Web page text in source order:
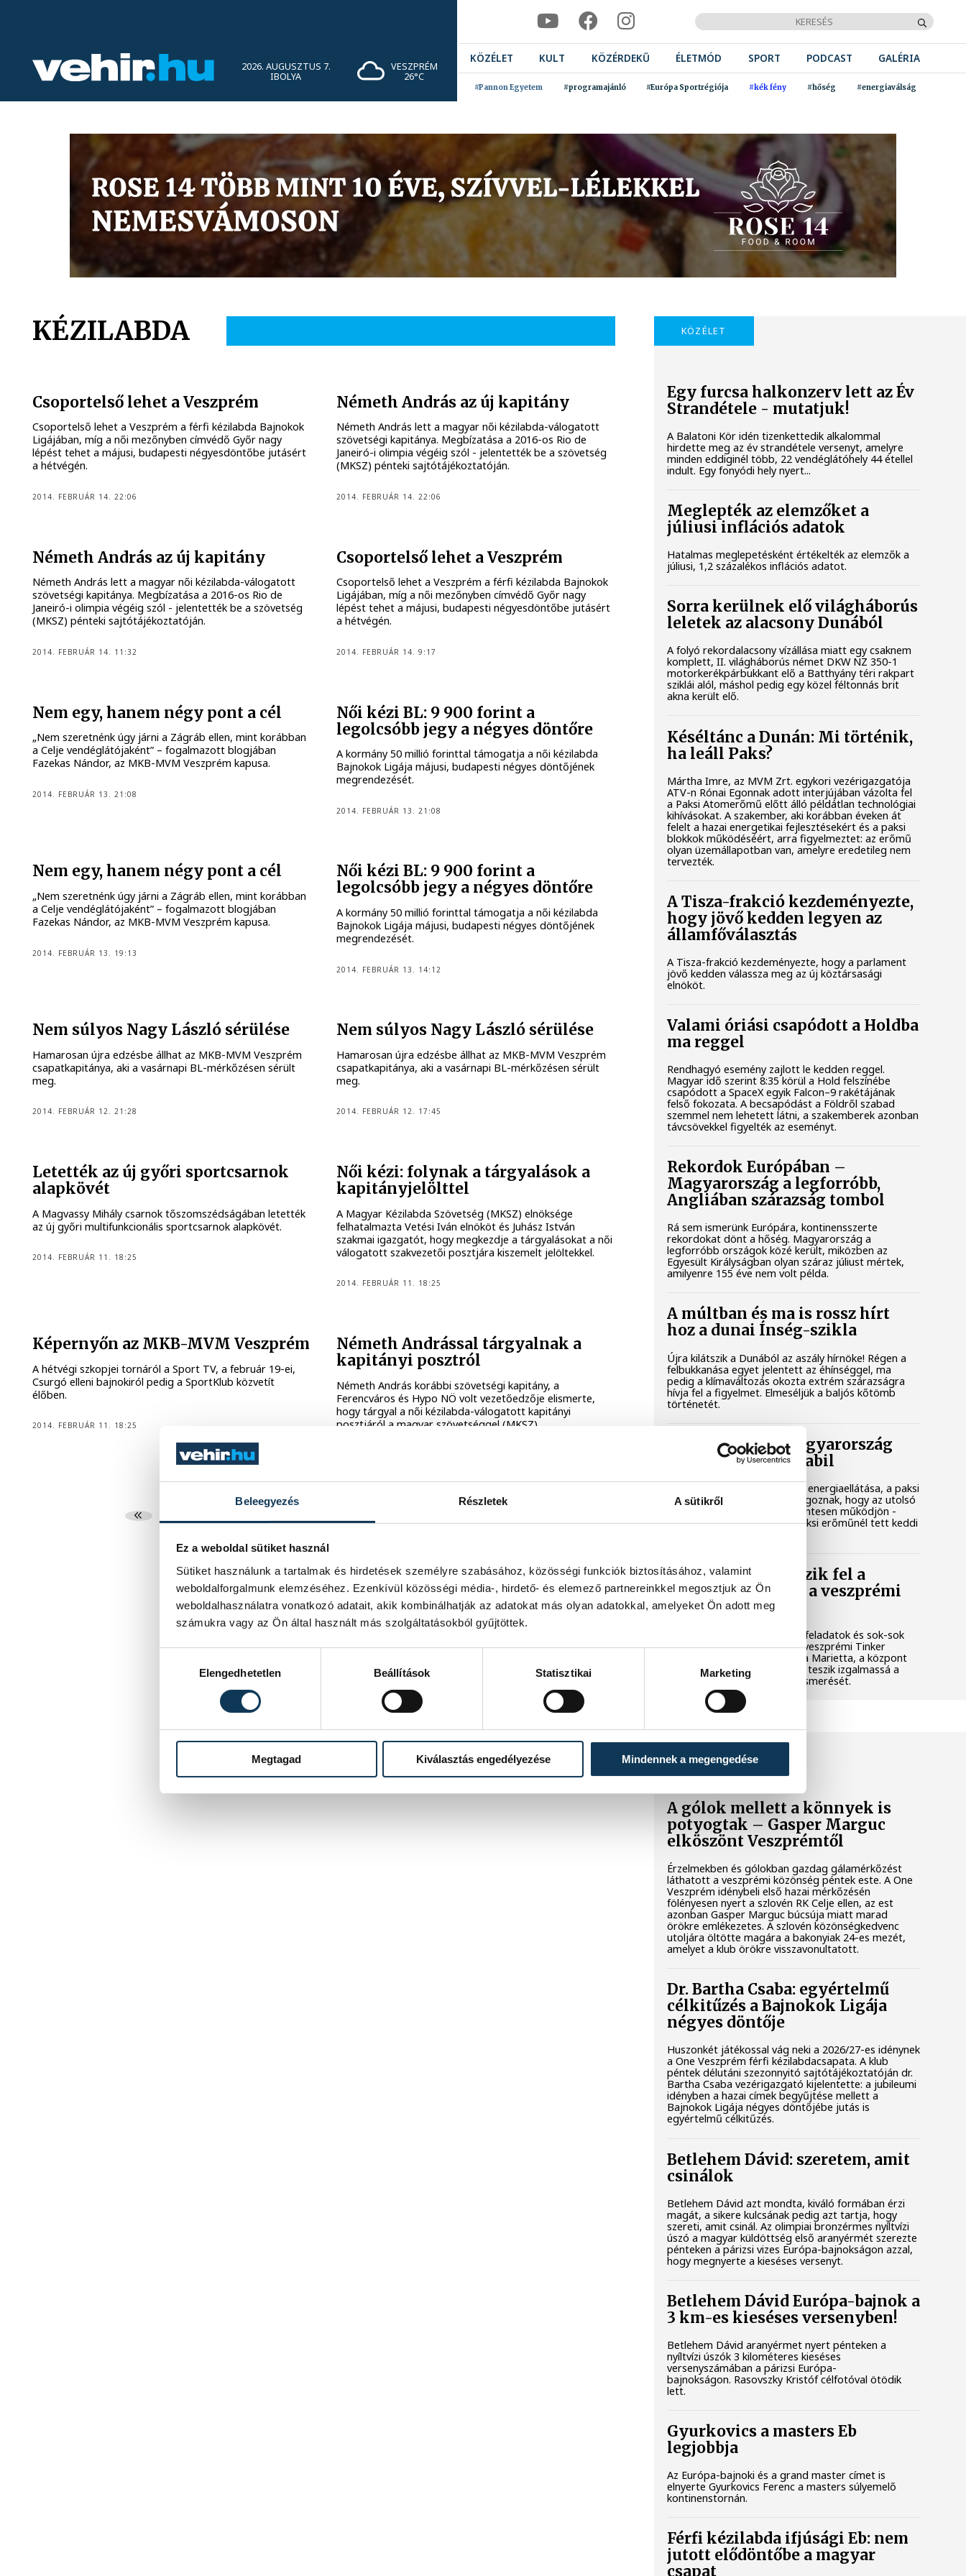
Beleegyezés Részletek A sütikről
Ez a weboldal sütiket használ
Sütiket használunk a tartalmak és hirdetések személyre szabásához, közösségi funkciók biztosításához, valamint
weboldalforgalmunk elemzéséhez. Ezenkívül közösségi média-, hirdető- és elemező partnereinkkel megosztjuk az Ön
weboldalhasználatra vonatkozó adatait, akik kombinálhatják az adatokat más olyan adatokkal, amelyeket Ön adott meg
számukra vagy az Ön által használt más szolgáltatásokból gyűjtöttek.
Elengedhetetlen
Beállítások Statisztikai Marketing
Megtagad Kiválasztás engedélyezése Mindennek a megengedése
2026. AUGUSZTUS 7.
IBOLYA
VESZPRÉM
26°C
KÖZÉLET KULT KÖZÉRDEKŰ ÉLETMÓD SPORT PODCAST GALÉRIA
#Pannon Egyetem #programajánló #Európa Sportrégiója #kék fény #hőség #energiaválság
KÉZILABDA
Csoportelső lehet a Veszprém
Csoportelső lehet a Veszprém a férfi kézilabda Bajnokok
Ligájában, míg a női mezőnyben címvédő Győr nagy
lépést tehet a májusi, budapesti négyesdöntőbe jutásért
a hétvégén.
2014. FEBRUÁR 14. 22:06
Németh András az új kapitány
Németh András lett a magyar női kézilabda-válogatott
szövetségi kapitánya. Megbízatása a 2016-os Rio de
Janeiró-i olimpia végéig szól - jelentették be a szövetség
(MKSZ) pénteki sajtótájékoztatóján.
2014. FEBRUÁR 14. 22:06
Németh András az új kapitány
Németh András lett a magyar női kézilabda-válogatott
szövetségi kapitánya. Megbízatása a 2016-os Rio de
Janeiró-i olimpia végéig szól - jelentették be a szövetség
(MKSZ) pénteki sajtótájékoztatóján.
2014. FEBRUÁR 14. 11:32
Csoportelső lehet a Veszprém
Csoportelső lehet a Veszprém a férfi kézilabda Bajnokok
Ligájában, míg a női mezőnyben címvédő Győr nagy
lépést tehet a májusi, budapesti négyesdöntőbe jutásért
a hétvégén.
2014. FEBRUÁR 14. 9:17
Nem egy, hanem négy pont a cél
„Nem szeretnénk úgy járni a Zágráb ellen, mint korábban
a Celje vendéglátójaként” – fogalmazott blogjában
Fazekas Nándor, az MKB-MVM Veszprém kapusa.
2014. FEBRUÁR 13. 21:08
Női kézi BL: 9 900 forint a
legolcsóbb jegy a négyes döntőre
A kormány 50 millió forinttal támogatja a női kézilabda
Bajnokok Ligája májusi, budapesti négyes döntőjének
megrendezését.
2014. FEBRUÁR 13. 21:08
Nem egy, hanem négy pont a cél
„Nem szeretnénk úgy járni a Zágráb ellen, mint korábban
a Celje vendéglátójaként” – fogalmazott blogjában
Fazekas Nándor, az MKB-MVM Veszprém kapusa.
2014. FEBRUÁR 13. 19:13
Női kézi BL: 9 900 forint a
legolcsóbb jegy a négyes döntőre
A kormány 50 millió forinttal támogatja a női kézilabda
Bajnokok Ligája májusi, budapesti négyes döntőjének
megrendezését.
2014. FEBRUÁR 13. 14:12
Nem súlyos Nagy László sérülése
Hamarosan újra edzésbe állhat az MKB-MVM Veszprém
csapatkapitánya, aki a vasárnapi BL-mérkőzésen sérült
meg.
2014. FEBRUÁR 12. 21:28
Nem súlyos Nagy László sérülése
Hamarosan újra edzésbe állhat az MKB-MVM Veszprém
csapatkapitánya, aki a vasárnapi BL-mérkőzésen sérült
meg.
2014. FEBRUÁR 12. 17:45
Letették az új győri sportcsarnok
alapkövét
A Magvassy Mihály csarnok tőszomszédságában letették
az új győri multifunkcionális sportcsarnok alapkövét.
2014. FEBRUÁR 11. 18:25
Női kézi: folynak a tárgyalások a
kapitányjelölttel
A Magyar Kézilabda Szövetség (MKSZ) elnöksége
felhatalmazta Vetési Iván elnököt és Juhász István
szakmai igazgatót, hogy megkezdje a tárgyalásokat a női
válogatott szakvezetői posztjára kiszemelt jelöltekkel.
2014. FEBRUÁR 11. 18:25
Képernyőn az MKB-MVM Veszprém
A hétvégi szkopjei tornáról a Sport TV, a február 19-ei,
Csurgó elleni bajnokiról pedig a SportKlub közvetít
élőben.
2014. FEBRUÁR 11. 18:25
Németh Andrással tárgyalnak a
kapitányi posztról
Németh András korábbi szövetségi kapitány, a
Ferencváros és Hypo NÖ volt vezetőedzője elismerte,
hogy tárgyal a női kézilabda-válogatott kapitányi
posztjáról a magyar szövetséggel (MKSZ).
KÖZÉLET
Egy furcsa halkonzerv lett az Év
Strandétele - mutatjuk!
A Balatoni Kör idén tizenkettedik alkalommal
hirdette meg az év strandétele versenyt, amelyre
minden eddiginél több, 22 vendéglátóhely 44 étellel
indult. Egy fonyódi hely nyert...
Meglepték az elemzőket a
júliusi inflációs adatok
Hatalmas meglepetésként értékelték az elemzők a
júliusi, 1,2 százalékos inflációs adatot.
Sorra kerülnek elő világháborús
leletek az alacsony Dunából
A folyó rekordalacsony vízállása miatt egy csaknem
komplett, II. világháborús német DKW NZ 350-1
motorkerékpárbukkant elő a Batthyány téri rakpart
sziklái alól, máshol pedig egy közel féltonnás brit
akna került elő.
Késéltánc a Dunán: Mi történik,
ha leáll Paks?
Mártha Imre, az MVM Zrt. egykori vezérigazgatója
ATV-n Rónai Egonnak adott interjújában vázolta fel
a Paksi Atomerőmű előtt álló példátlan technológiai
kihívásokat. A szakember, aki korábban éveken át
felelt a hazai energetikai fejlesztésekért és a paksi
blokkok működéséért, arra figyelmeztet: az erőmű
olyan üzemállapotban van, amelyre eredetileg nem
tervezték.
A Tisza-frakció kezdeményezte,
hogy jövő kedden legyen az
államfőválasztás
A Tisza-frakció kezdeményezte, hogy a parlament
jövő kedden válassza meg az új köztársasági
elnököt.
Valami óriási csapódott a Holdba
ma reggel
Rendhagyó esemény zajlott le kedden reggel.
Magyar idő szerint 8:35 körül a Hold felszínébe
csapódott a SpaceX egyik Falcon–9 rakétájának
felső fokozata. A becsapódást a Földről szabad
szemmel nem lehetett látni, a szakemberek azonban
távcsövekkel figyelték az eseményt.
Rekordok Európában –
Magyarország a legforróbb,
Angliában szárazság tombol
Rá sem ismerünk Európára, kontinensszerte
rekordokat dönt a hőség. Magyarország a
legforróbb országok közé került, miközben az
Egyesült Királyságban olyan száraz júliust mértek,
amilyenre 155 éve nem volt példa.
A múltban és ma is rossz hírt
hoz a dunai Ínség-szikla
Újra kilátszik a Dunából az aszály hírnöke! Régen a
felbukkanása egyet jelentett az éhínséggel, ma
pedig a klímaváltozás okozta extrém szárazságra
hívja fel a figyelmet. Elmeséljük a baljós kőtömb
történetét.
Magyar Péter: Magyarország
energiaellátása stabil
Jelenleg stabil Magyarország energiaellátása, a paksi
erőmű munkatársai azon dolgoznak, hogy az utolsó
még termelő turbina hibamentesen működjön -
közölte a miniszterelnök a paksi erőműnél tett keddi
Játék közben fedezik fel a
tudomány világát a veszprémi
gyerekek
Látványos kísérletek, kreatív feladatok és sok-sok
élmény várja a gyerekeket a veszprémi Tinker
Labsben. Videónkban Balassa Marietta, a központ
vezetője mutatja be, hogyan teszik izgalmassá a
természettudományok megismerését.
A gólok mellett a könnyek is
potyogtak – Gasper Marguc
elköszönt Veszprémtől
Érzelmekben és gólokban gazdag gálamérkőzést
láthatott a veszprémi közönség péntek este. A One
Veszprém idénybeli első hazai mérkőzésén
fölényesen nyert a szlovén RK Celje ellen, az est
azonban Gasper Marguc búcsúja miatt marad
örökre emlékezetes. A szlovén közönségkedvenc
utoljára öltötte magára a bakonyiak 24-es mezét,
amelyet a klub örökre visszavonultatott.
Dr. Bartha Csaba: egyértelmű
célkitűzés a Bajnokok Ligája
négyes döntője
Huszonkét játékossal vág neki a 2026/27-es idénynek
a One Veszprém férfi kézilabdacsapata. A klub
péntek délutáni szezonnyitó sajtótájékoztatóján dr.
Bartha Csaba vezérigazgató kijelentette: a jubileumi
idényben a hazai címek begyűjtése mellett a
Bajnokok Ligája négyes döntőjébe jutás is
egyértelmű célkitűzés.
Betlehem Dávid: szeretem, amit
csinálok
Betlehem Dávid azt mondta, kiváló formában érzi
magát, a sikere kulcsának pedig azt tartja, hogy
szereti, amit csinál. Az olimpiai bronzérmes nyíltvízi
úszó a magyar küldöttség első aranyérmét szerezte
pénteken a párizsi vizes Európa-bajnokságon azzal,
hogy megnyerte a kieséses versenyt.
Betlehem Dávid Európa-bajnok a
3 km-es kieséses versenyben!
Betlehem Dávid aranyérmet nyert pénteken a
nyíltvízi úszók 3 kilométeres kieséses
versenyszámában a párizsi Európa-
bajnokságon. Rasovszky Kristóf célfotóval ötödik
lett.
Gyurkovics a masters Eb
legjobbja
Az Európa-bajnoki és a grand master címet is
elnyerte Gyurkovics Ferenc a masters súlyemelő
kontinenstornán.
Férfi kézilabda ifjúsági Eb: nem
jutott elődöntőbe a magyar
csapat